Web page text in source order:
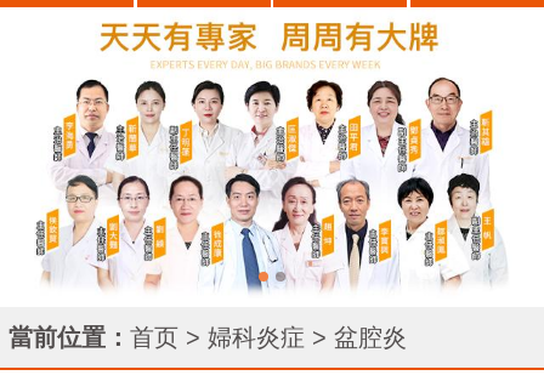
當前位置： 首页 > 婦科炎症 > 盆腔炎